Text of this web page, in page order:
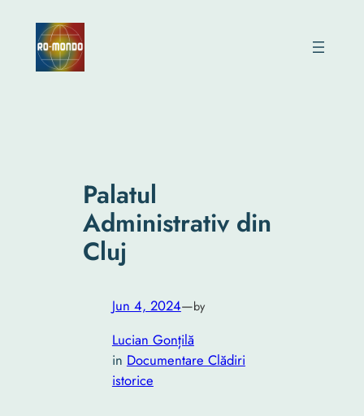
content
Palatul
Administrativ din
Cluj
Jun 4, 2024—by
Lucian Gonțilă
in Documentare Clădiri
istorice